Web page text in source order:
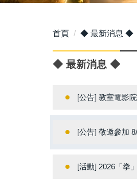
首頁 ◆ 最新消息 ◆
◆ 最新消息 ◆
[公告] 教室電影
[公告] 敬邀參加
[活動] 2026「拳